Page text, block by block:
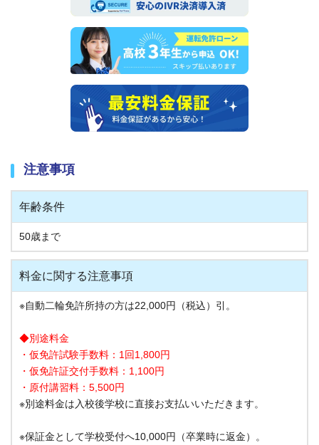
注意事項
年齢条件
50歳まで
料金に関する注意事項
※自動二輪免許所持の方は22,000円（税込）引。
◆別途料金
・仮免許試験手数料：1回1,800円
・仮免許証交付手数料：1,100円
・原付講習料： 5,500円
※別途料金は入校後学校に直接お支払いいただきます。
※保証金として学校受付へ10,000円（卒業時に返金）。